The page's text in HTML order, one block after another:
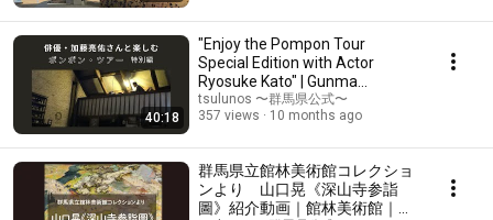
40:18
"Enjoy the Pompon Tour
Special Edition with Actor
Ryosuke Kato" | Gunma
Museum of Art, Tatebayashi
tsulunos 〜群馬県公式〜
357 views
10 months ago
群馬県立館林美術館コレクショ
ンより 山口晃《深山寺参詣
圖》紹介動画｜館林美術館｜群